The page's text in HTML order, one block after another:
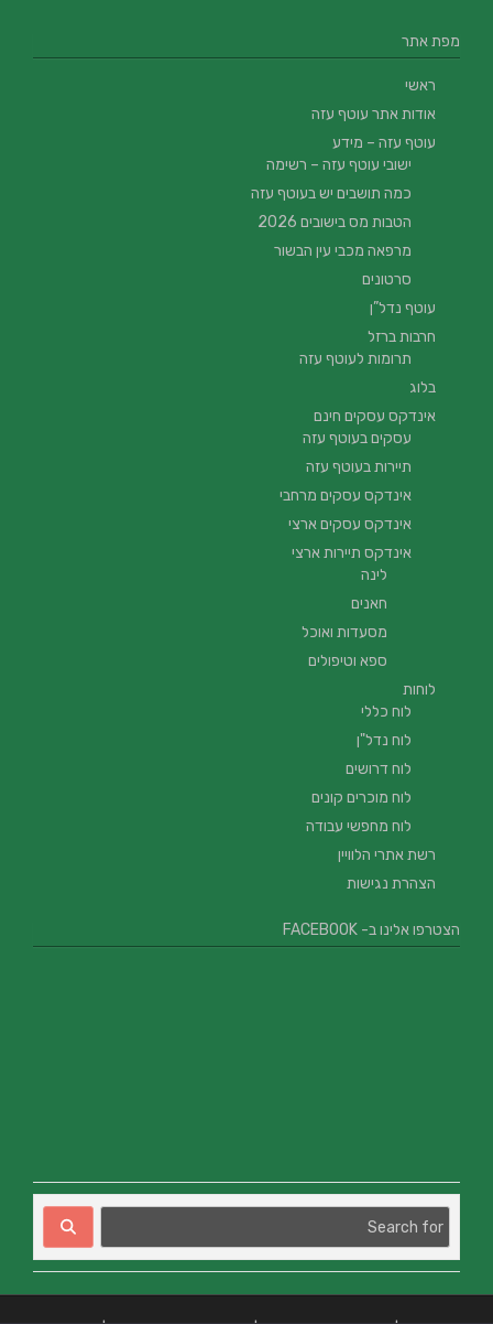
מפת אתר
ראשי
אודות אתר עוטף עזה
עוטף עזה – מידע
ישובי עוטף עזה – רשימה
כמה תושבים יש בעוטף עזה
הטבות מס בישובים 2026
מרפאה מכבי עין הבשור
סרטונים
עוטף נדל”ן
חרבות ברזל
תרומות לעוטף עזה
בלוג
אינדקס עסקים חינם
עסקים בעוטף עזה
תיירות בעוטף עזה
אינדקס עסקים מרחבי
אינדקס עסקים ארצי
אינדקס תיירות ארצי
לינה
חאנים
מסעדות ואוכל
ספא וטיפולים
לוחות
לוח כללי
לוח נדל"ן
לוח דרושים
לוח מוכרים קונים
לוח מחפשי עבודה
רשת אתרי הלוויין
הצהרת נגישות
הצטרפו אלינו ב- FACEBOOK